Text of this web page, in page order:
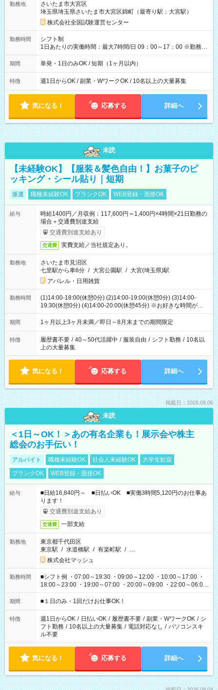
例】 ・河合塾模擬試験 8:30～17:30（休憩1時間） 時給1,300円
×8時間＝日収10,400円＋交通費 ※当日の役割により時給＋100
円の場合あり ・国家試験 7:00～13:30（休憩なし） 時給1,300
円（役割手当＋100円）×6時間＝日収8,400円＋交通費 【試用期
間】試用期間なし
勤務地
さいたま市大宮区
埼玉県埼玉県さいたま市大宮区錦町（最寄り駅：大宮駅）
株式会社全国試験運営センター
勤務時間
シフト制
1日あたりの実働時間：最大7時間/日 09：00～17：00 ※勤務時
間は 試験により異なります。
期間 単発・1日のみOK / 短期（1ヶ月以内）
特徴 週1日からOK / 副業・WワークOK / 10名以上の大量募集
気になる！ 応募する 詳細へ
未読
【未経験OK】【服装＆髪色自由！】お菓子のピ
ッキング・シール貼り｜短期
派遣 職種未経験OK ブランクOK WEB登録・面接OK
給与
時給1400円／月収例：117,600円＝1,400円×4時間×21日勤務の
場合＋交通費別途支給
交通費別途支給あり
交通費 実費支給／当社規定あり。
勤務地
さいたま市見沼区
七里駅から車6分 / 大宮公園駅 / 大宮(埼玉県)駅
アパレル・日用雑貨
勤務時間
(1)14:00-18:00(休憩0分) (2)14:00-19:00(休憩0分) (3)14:00-
19:30(休憩0分) (4)14:00-20:00(休憩45分) ※お好きな時間が選べ
ます
期間 1ヶ月以上3ヶ月未満／即日～8月末までの期間限定
特徴 履歴書不要 / 40～50代活躍中 / 服装自由 / シフト勤務 / 10名以
上の大量募集
気になる！ 応募する 詳細へ
掲載日：2026.08.06
未読
＜1日～OK！＞あの有名企業も！展示会や株主
総会のお手伝い！
アルバイト 職種未経験OK 社会人未経験OK
大学生歓迎
ブランクOK
WEB登録・面接OK
給与
■日給16,840円～ ■日払いOK ■実働3時間5,120円のお仕事あ
ります！
交通費別途支給あり
交通費 一部支給
勤務地
東京都千代田区
東京駅 / 水道橋駅 / 有楽町駅 / …
株式会社マッシュ
勤務時間
■シフト例 ・07:00～19:30 ・09:00～12:00 ・10:00～17:00 ・
18:00～23:00 ・19:00～07:00 ・20:00～09:00 ・22:00～06:00
etc ★最短で3時間で5,120円のお仕事から 15時間で2万円近く稼
げるお仕事も！ ご希望のお時間に合わせてご紹介！ ※シフトは
ください！
期間 ■１日のみ・1回だけお仕事OK！
特徴 週1日からOK / 日払いOK / 履歴書不要 / 副業・WワークOK / シ
フト勤務 / 10名以上の大量募集 / 電話対応なし / パソコンスキ
ル不要
気になる！ 応募する 詳細へ